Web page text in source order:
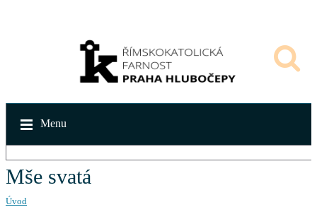
Menu
Mše svatá
Úvod